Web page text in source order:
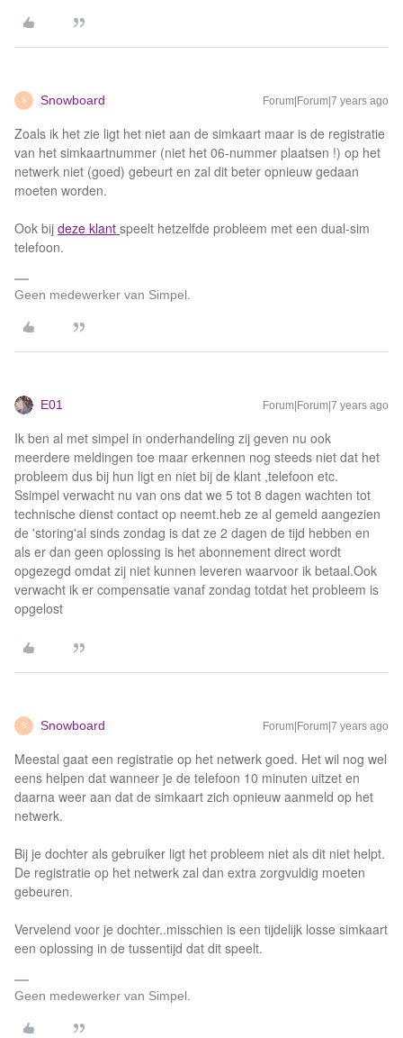
S Snowboard Forum|Forum|7 years ago
Zoals ik het zie ligt het niet aan de simkaart maar is de registratie
van het simkaartnummer (niet het 06-nummer plaatsen !) op het
netwerk niet (goed) gebeurt en zal dit beter opnieuw gedaan
moeten worden.
Ook bij deze klant speelt hetzelfde probleem met een dual-sim
telefoon.
Geen medewerker van Simpel.
E01 Forum|Forum|7 years ago
Ik ben al met simpel in onderhandeling zij geven nu ook
meerdere meldingen toe maar erkennen nog steeds niet dat het
probleem dus bij hun ligt en niet bij de klant ,telefoon etc.
Ssimpel verwacht nu van ons dat we 5 tot 8 dagen wachten tot
technische dienst contact op neemt.heb ze al gemeld aangezien
de 'storing'al sinds zondag is dat ze 2 dagen de tijd hebben en
als er dan geen oplossing is het abonnement direct wordt
opgezegd omdat zij niet kunnen leveren waarvoor ik betaal.Ook
verwacht ik er compensatie vanaf zondag totdat het probleem is
opgelost
S Snowboard Forum|Forum|7 years ago
Meestal gaat een registratie op het netwerk goed. Het wil nog wel
eens helpen dat wanneer je de telefoon 10 minuten uitzet en
daarna weer aan dat de simkaart zich opnieuw aanmeld op het
netwerk.
Bij je dochter als gebruiker ligt het probleem niet als dit niet helpt.
De registratie op het netwerk zal dan extra zorgvuldig moeten
gebeuren.
Vervelend voor je dochter..misschien is een tijdelijk losse simkaart
een oplossing in de tussentijd dat dit speelt.
Geen medewerker van Simpel.